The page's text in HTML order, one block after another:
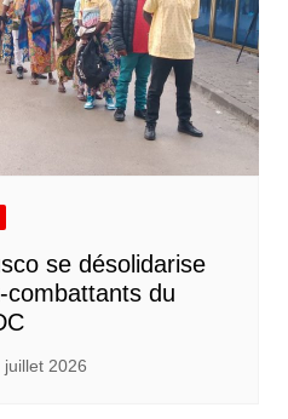
se désolidarise
du
juillet 2026